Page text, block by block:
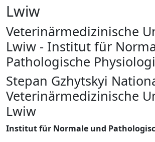
Lwiw
Veterinärmedizinische
Lwiw - Institut für
Pathologische
Stepan Gzhytskyi
Veterinärmedizinische
Lwiw
Institut für Normale und